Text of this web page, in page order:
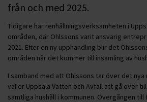
från och med 2025.
Tidigare har renhållningsverksamheten i
områden, där Ohlssons varit ansvarig
2021. Efter en ny upphandling blir det
områden när det kommer till insamling av
I samband med att Ohlssons tar över det
väljer Uppsala Vatten och Avfall att gå över
samtliga hushåll i kommunen. Övergången